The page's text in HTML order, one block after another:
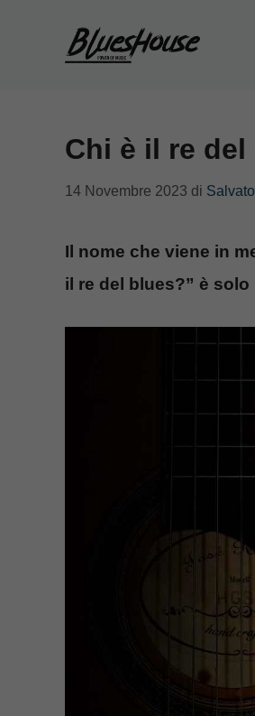
Chi è il re del
14 Novembre 2023 di
Il nome che viene in
il re del blues?” è